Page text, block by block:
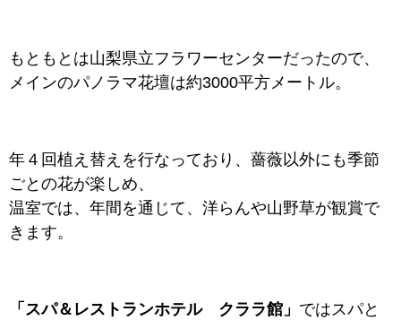
もともとは山梨県立フラワーセンターだったので、
メインのパノラマ花壇は約3000平方メートル。
年４回植え替えを行なっており、薔薇以外にも季節
ごとの花が楽しめ、
温室では、年間を通じて、洋らんや山野草が観賞で
きます。
「スパ＆レストランホテル クララ館」 ではスパと